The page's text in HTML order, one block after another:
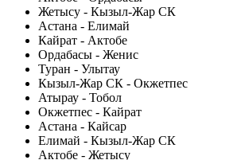
Жетысу - Кызыл-Жар СК
Астана - Елимай
Кайрат - Актобе
Ордабасы - Женис
Туран - Улытау
Кызыл-Жар СК - Окжетпес
Атырау - Тобол
Окжетпес - Кайрат
Астана - Кайсар
Елимай - Кызыл-Жар СК
Актобе - Жетысу